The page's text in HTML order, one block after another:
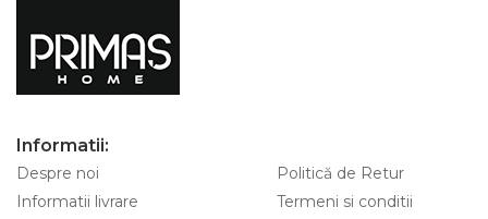
Informatii:
Despre noi
Politică de Retur
Informatii livrare
Termeni si conditii